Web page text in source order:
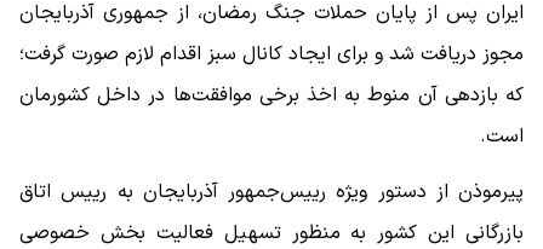
ایران پس از پایان حملات جنگ رمضان، از جمهوری آذربایجان
مجوز دریافت شد و برای ایجاد کانال سبز اقدام لازم صورت گرفت؛
که بازدهی آن منوط به اخذ برخی موافقت‌ها در داخل کشورمان
است.
پیرموذن از دستور ویژه رییس‌جمهور آذربایجان به رییس اتاق
بازرگانی این کشور به منظور تسهیل فعالیت بخش خصوصی